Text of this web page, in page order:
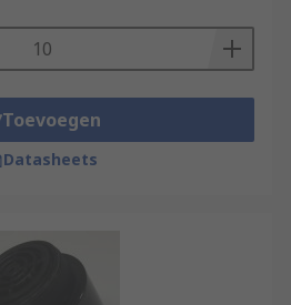
Toevoegen
Datasheets